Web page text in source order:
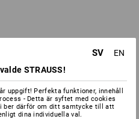
SV
EN
STRAUSS!
uppgift! Perfekta funktioner, innehåll
- Detta är syftet med cookies
ber därför om ditt samtycke till att
dina individuella val.